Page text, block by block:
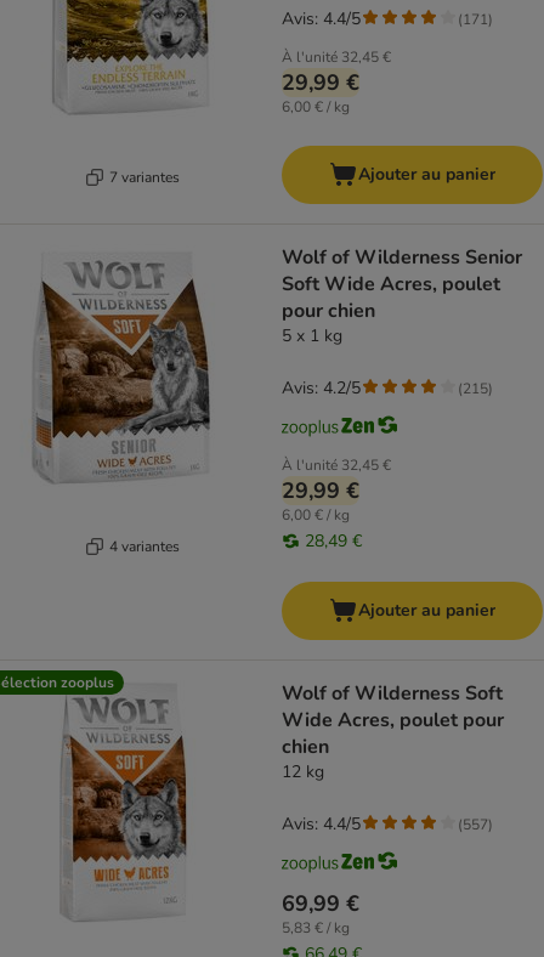
7 variantes
À l'unité 32,45 €
29,99 €
6,00 € / kg
Avis: 4.4/5 (171)
Ajouter au panier
4 variantes
Wolf of Wilderness Senior
Soft Wide Acres, poulet
pour chien
5 x 1 kg
À l'unité 32,45 €
29,99 €
6,00 € / kg
28,49 €
Avis: 4.2/5 (215)
Ajouter au panier
zooplus
Wolf of Wilderness Soft
Wide Acres, poulet pour
chien
12 kg
69,99 €
5,83 € / kg
Avis: 4.4/5 (557)